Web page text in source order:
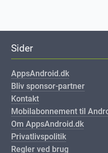
Sider
AppsAndroid.dk
Bliv sponsor-partner
Kontakt
Mobilabonnement til
Om AppsAndroid.dk
Privatlivspolitik
Regler ved brug